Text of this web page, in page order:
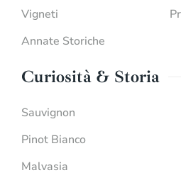
Vigneti
Annate Storiche
Curiosità & Storia
Sauvignon
Pinot Bianco
Malvasia